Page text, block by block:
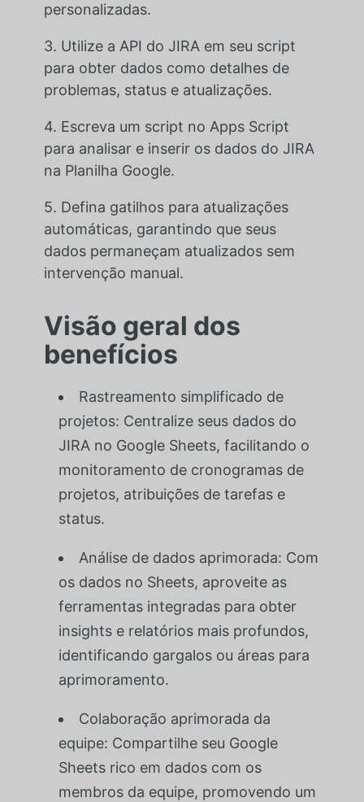
personalizadas.
3. Utilize a API do JIRA em seu script
para obter dados como detalhes de
problemas, status e atualizações.
4. Escreva um script no Apps Script
para analisar e inserir os dados do JIRA
na Planilha Google.
5. Defina gatilhos para atualizações
automáticas, garantindo que seus
dados permaneçam atualizados sem
intervenção manual.
Visão geral dos
benefícios
Rastreamento simplificado de
projetos: Centralize seus dados do
JIRA no Google Sheets, facilitando o
monitoramento de cronogramas de
projetos, atribuições de tarefas e
status.
Análise de dados aprimorada: Com
os dados no Sheets, aproveite as
ferramentas integradas para obter
insights e relatórios mais profundos,
identificando gargalos ou áreas para
aprimoramento.
Colaboração aprimorada da
equipe: Compartilhe seu Google
Sheets rico em dados com os
membros da equipe, promovendo um